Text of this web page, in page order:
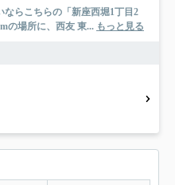
らこちらの「新座西堀1丁目2
の場所に、西友 東... もっと見る